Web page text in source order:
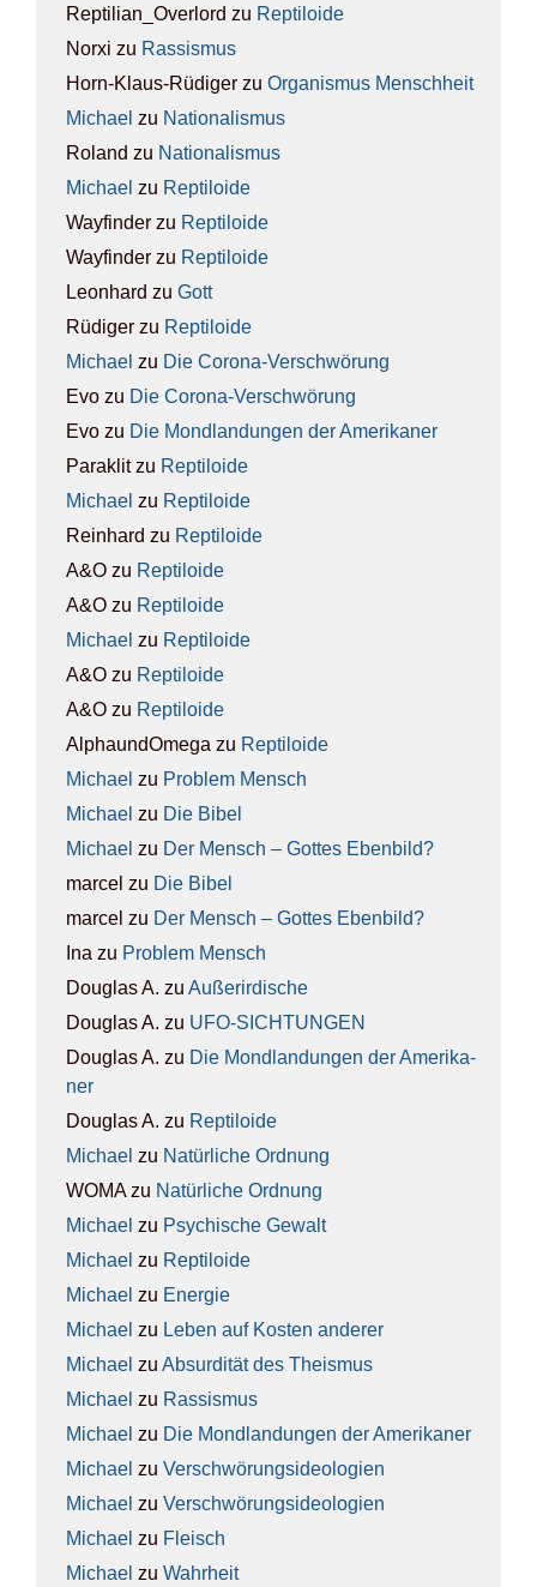
Reptilian_Overlord zu Rep­ti­lo­ide
Norxi zu Ras­sis­mus
Horn-Klaus-Rüdiger zu Orga­nis­mus Mensch­heit
Michael zu Natio­na­lis­mus
Roland zu Natio­na­lis­mus
Michael zu Rep­ti­lo­ide
Wayfinder zu Rep­ti­lo­ide
Wayfinder zu Rep­ti­lo­ide
Leonhard zu Gott
Rüdiger zu Rep­ti­lo­ide
Michael zu Die Coro­na-Ver­schwö­rung
Evo zu Die Coro­na-Ver­schwö­rung
Evo zu Die Mond­lan­dun­gen der Ame­ri­ka­ner
Paraklitzu Rep­ti­lo­ide
Michael zu Rep­ti­lo­ide
Reinhard zu Rep­ti­lo­ide
A&O zu Rep­ti­lo­ide
A&O zu Rep­ti­lo­ide
Michael zu Rep­ti­lo­ide
A&O zu Rep­ti­lo­ide
A&O zu Rep­ti­lo­ide
AlphaundOmega zu Rep­ti­lo­ide
Michael zu Pro­blem Mensch
Michael zu Die Bibel
Michael zu Der Mensch – Got­tes Eben­bild?
marcel zu Die Bibel
marcel zu Der Mensch – Got­tes Eben­bild?
Ina zu Pro­blem Mensch
Douglas A. zu Außer­ir­di­sche
Douglas A. zu UFO-SICH­TUN­GEN
Douglas A. zu Die Mond­lan­dun­gen der Ame­ri­ka­
ner
Douglas A. zu Rep­ti­lo­ide
Michael zu Natür­li­che Ord­nung
WOMAzu Natür­li­che Ord­nung
Michael zu Psy­chi­sche Gewalt
Michael zu Rep­ti­lo­ide
Michael zu Ener­gie
Michael zu Leben auf Kos­ten ande­rer
Michael zu Absur­di­tät des The­is­mus
Michael zu Ras­sis­mus
Michael zu Die Mond­lan­dun­gen der Ame­ri­ka­ner
Michael zu Ver­schwö­rungs­ideo­lo­gien
Michael zu Ver­schwö­rungs­ideo­lo­gien
Michael zu Fleisch
Michael zu Wahr­heit